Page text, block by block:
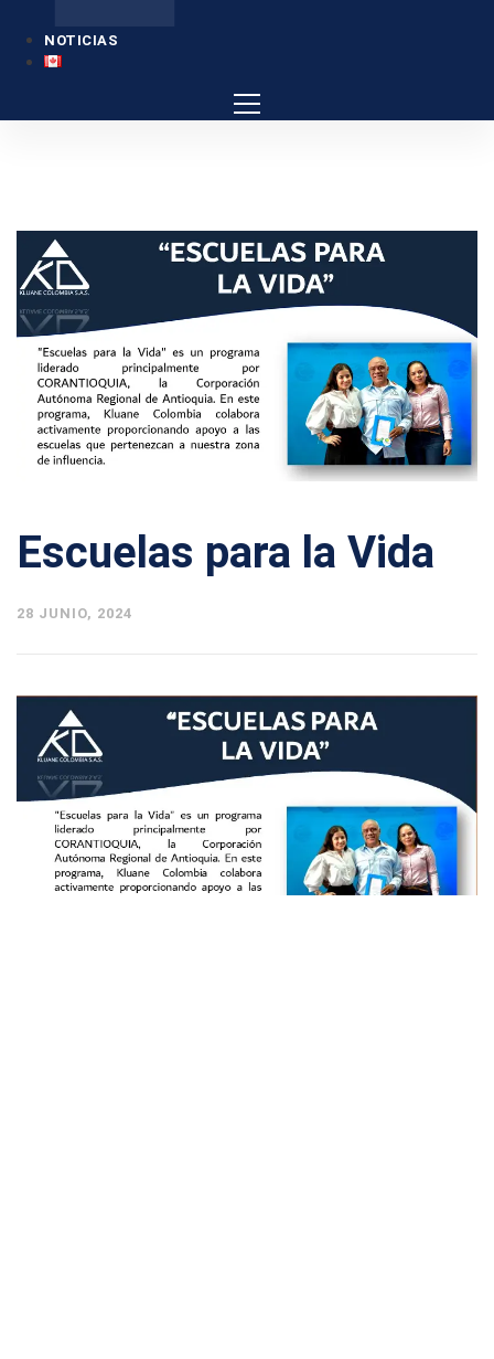
NOTICIAS
Escuelas para la Vida
28 JUNIO, 2024